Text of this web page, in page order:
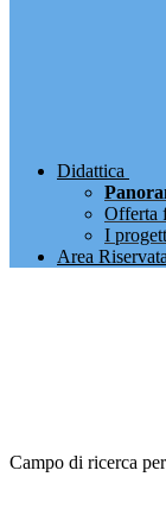
Didattica
Offerta
I
Area Riservata
Campo di ricerca